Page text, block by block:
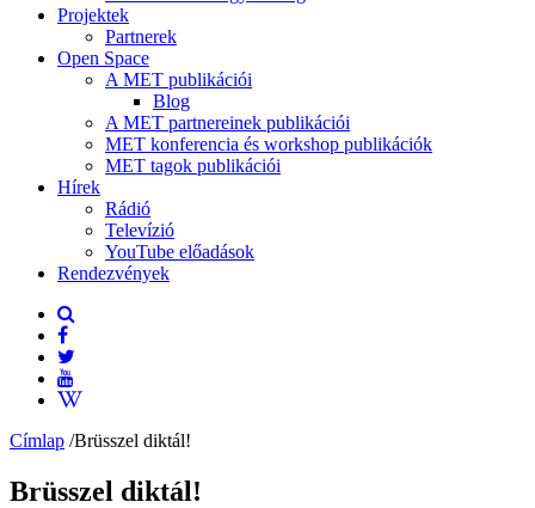
Projektek
Partnerek
Open Space
A MET publikációi
Blog
A MET partnereinek publikációi
MET konferencia és workshop publikációk
MET tagok publikációi
Hírek
Rádió
Televízió
YouTube előadások
Rendezvények
Címlap /Brüsszel diktál!
Brüsszel diktál!